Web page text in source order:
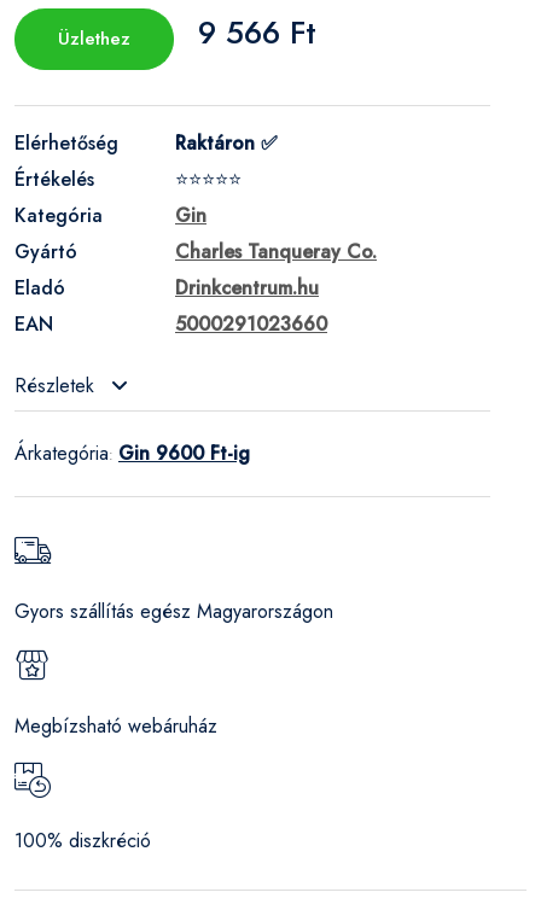
Üzlethez 9 566 Ft
Elérhetőség
Raktáron ✅
Értékelés
⭐⭐⭐⭐⭐
Kategória
Gin
Gyártó
Charles Tanqueray Co.
Eladó
Drinkcentrum.hu
EAN
5000291023660
Részletek
Árkategória: Gin 9600 Ft-ig
Gyors szállítás egész Magyarországon
Megbízsható webáruház
100% diszkréció